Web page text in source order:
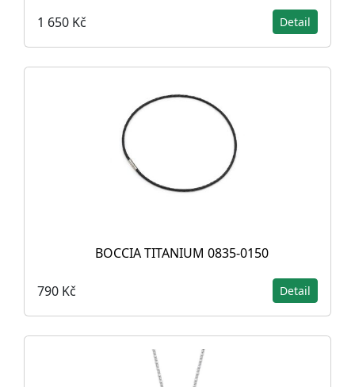
1 650 Kč Detail
BOCCIA TITANIUM 0835-0150
790 Kč Detail